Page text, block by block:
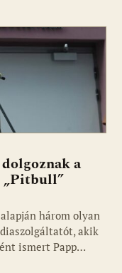
a
„Pitbull”
három olyan
akik
ismert Papp…